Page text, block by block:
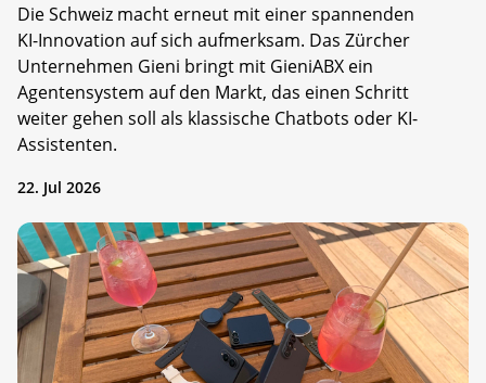
Die Schweiz macht erneut mit einer spannenden
KI-Innovation auf sich aufmerksam. Das Zürcher
Unternehmen Gieni bringt mit GieniABX ein
Agentensystem auf den Markt, das einen Schritt
weiter gehen soll als klassische Chatbots oder KI-
Assistenten.
22. Jul 2026